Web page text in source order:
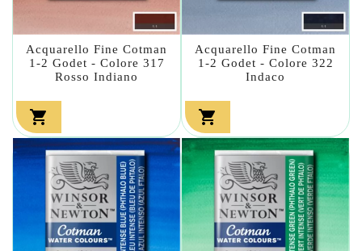
Acquarello Fine Cotman
1-2 Godet - Colore 317
Rosso Indiano

Acquarello Fine Cotman
1-2 Godet - Colore 322
Indaco
